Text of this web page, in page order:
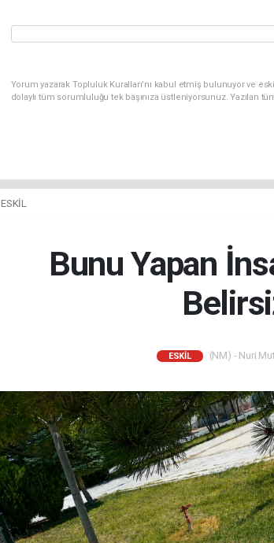
Yorum yazarak Topluluk Kuralları’nı kabul etmiş bulunuyor ve
dolaylı tüm sorumluluğu tek başınıza üstleniyorsunuz.
ESKİL
Bunu Yapan
ESKİL (NM) - Nuri